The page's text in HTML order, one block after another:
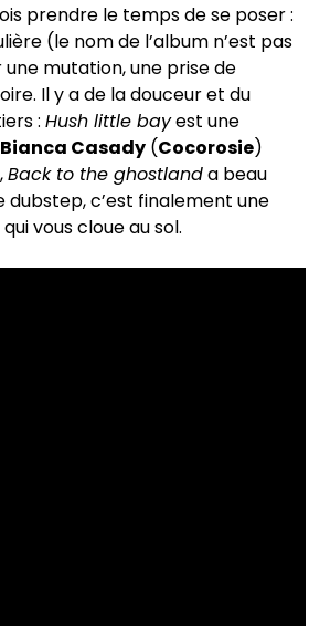
prendre le temps de se poser :
(le nom de l’album n’est pas
mutation, une prise de
Il y a de la douceur et du
: Hush little bayest une
Bianca Casady (Cocorosie)
Back to the ghostlanda beau
c’est finalement une
qui vous cloue au sol.